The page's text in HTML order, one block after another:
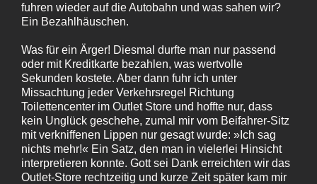
fuhren wieder auf die Autobahn und was sahen wir?
Ein Bezahlhäuschen.
Was für ein Ärger! Diesmal durfte man nur passend
oder mit Kreditkarte bezahlen, was wertvolle
Sekunden kostete. Aber dann fuhr ich unter
Missachtung jeder Verkehrsregel Richtung
Toilettencenter im Outlet Store und hoffte nur, dass
kein Unglück geschehe, zumal mir vom Beifahrer-Sitz
mit verkniffenen Lippen nur gesagt wurde: »Ich sag
nichts mehr!« Ein Satz, den man in vielerlei Hinsicht
interpretieren konnte. Gott sei Dank erreichten wir das
Outlet-Store rechtzeitig und kurze Zeit später kam mir